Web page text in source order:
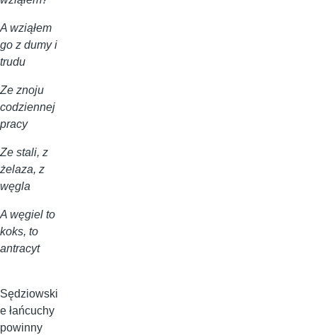
A wziąłem
go z dumy i
trudu
Ze znoju
codziennej
pracy
Ze stali, z
żelaza, z
węgla
A węgiel to
koks, to
antracyt
Sędziowski
e łańcuchy
powinny